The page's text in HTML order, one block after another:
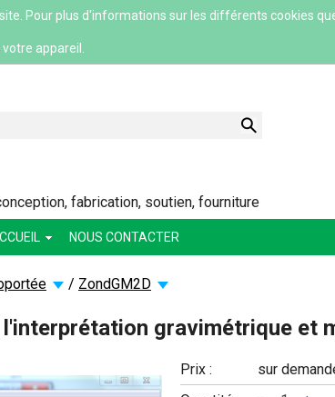
Pour plus d'informations sur les différents cookies
appareil.
fabrication, soutien, fourniture
NOUS CONTACTER
/ ZondGM2D
gravimétrique et
Prix : sur